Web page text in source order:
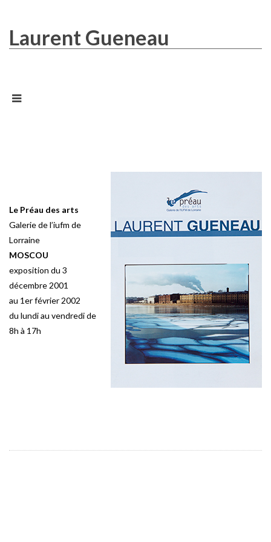
Laurent Gueneau
Le Préau des arts
Galerie de l’iufm de
Lorraine
MOSCOU
exposition du 3
décembre 2001
au 1er février 2002
du lundi au vendredi de
8h à 17h